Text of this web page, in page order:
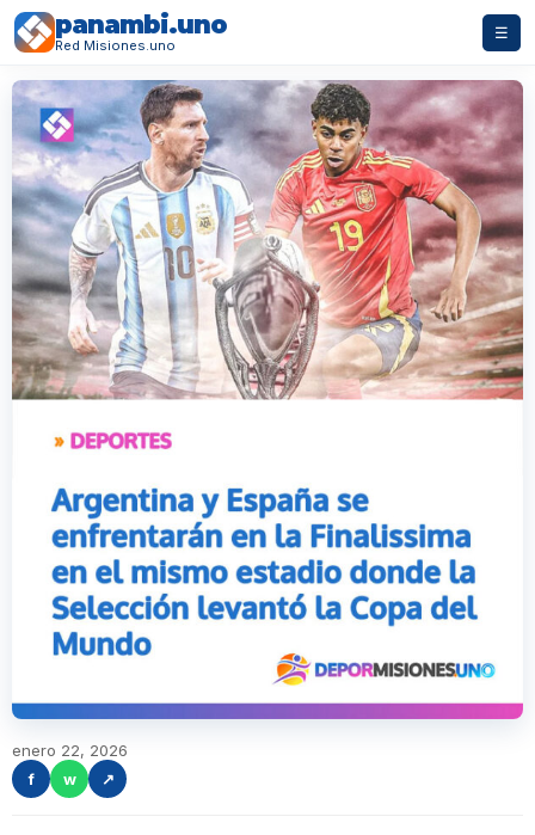
panambi.uno
Red Misiones.uno
☰
enero 22, 2026
f
w ↗